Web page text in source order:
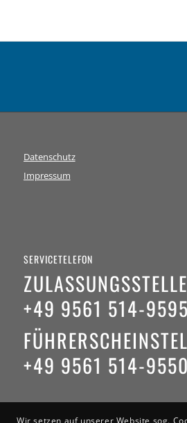
Datenschutz
Impressum
SERVICETELEFON
+49 9561 514-9595
+49 9561 514-9550